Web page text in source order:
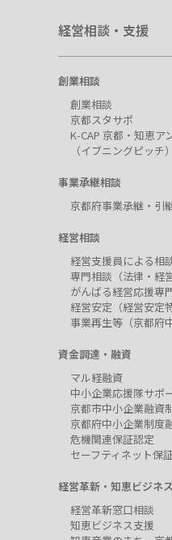
経営相談・支援
創業相談
創業相談
京都スタサポ
K-CAP 京都・知恵ア
（イブニングピッチ）
事業承継相談
京都府事業承継・引
経営相談
経営支援員による相
専門相談（法律・経
がんばる経営応援専
経営安定（経営安定
事業再生等（京都府
資金調達・融資
マル経融資
中小企業応援隊サポ
京都市中小企業融資
京都府中小企業制度
危機関連保証認定
セーフティネット保
経営革新・知恵ビジネス
経営革新窓口相談
知恵ビジネス支援